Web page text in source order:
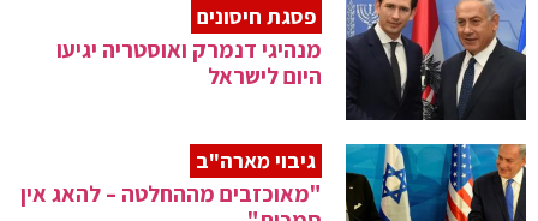
פסגת חיסונים
מנהיגי דנמרק ואוסטריה יגיעו
היום לישראל
גיבוי מארה"ב
"מאוכזבים מההחלטה – להאג אין